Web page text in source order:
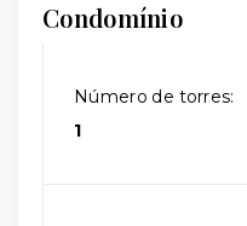
Condomínio
Número de torres:
1